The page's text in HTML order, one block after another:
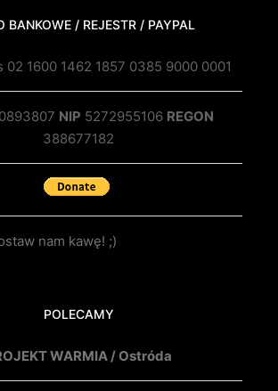
BANKOWE / REJESTR / PAYPAL
02 1600 1462 1857 0385 9000 0001
NIP 5272955106 REGON
388677182
POLECAMY
WARMIA / Ostróda